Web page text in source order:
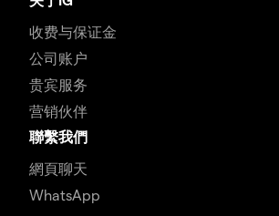
收费与保证金
公司账户
贵宾服务
营销伙伴
聯繫我們
網頁聊天
WhatsApp